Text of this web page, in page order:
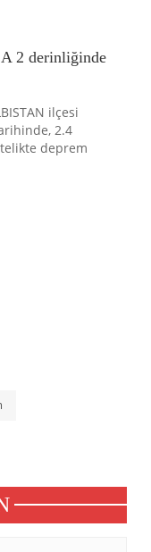
2 derinliğinde
ilçesi
2.4
deprem